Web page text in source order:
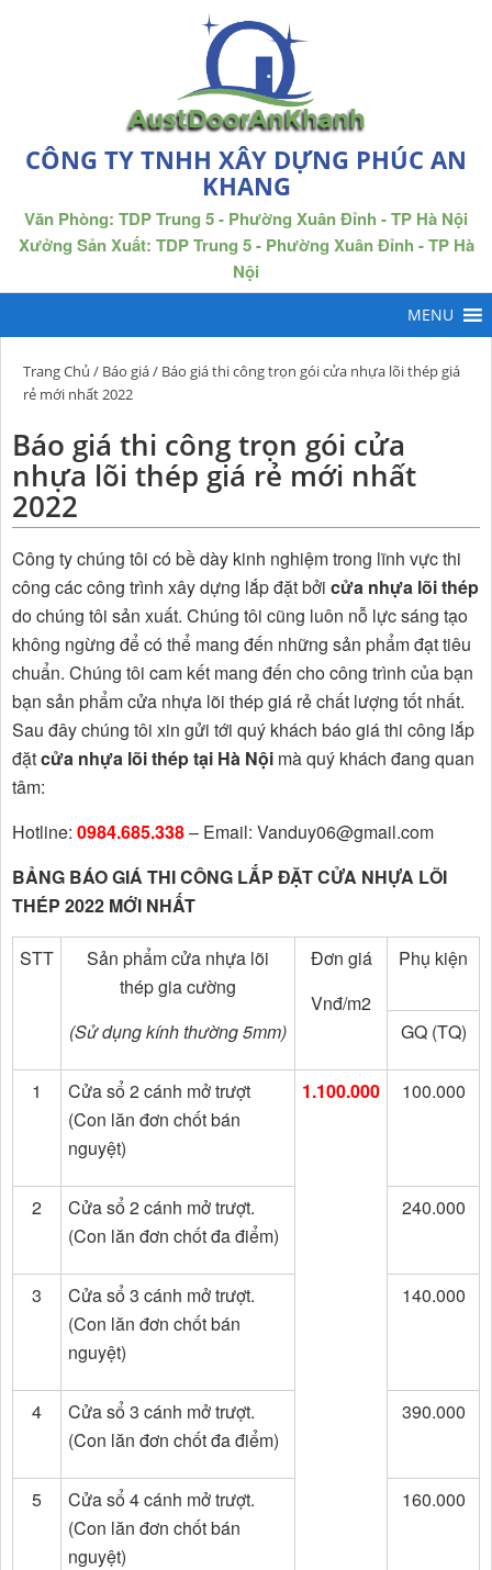
CÔNG TY TNHH XÂY DỰNG PHÚC AN
KHANG
Văn Phòng: TDP Trung 5 - Phường Xuân Đỉnh - TP Hà Nội
Xưởng Sản Xuất: TDP Trung 5 - Phường Xuân Đỉnh - TP Hà
Nội
Trang Chủ / Báo giá/ Báo giá thi công trọn gói cửa nhựa lõi thép giá
rẻ mới nhất 2022
Báo giá thi công trọn gói cửa
nhựa lõi thép giá rẻ mới nhất
2022
Công ty chúng tôi có bề dày kinh nghiệm trong lĩnh vực thi
công các công trình xây dựng lắp đặt bởi cửa nhựa lõi thép
do chúng tôi sản xuất. Chúng tôi cũng luôn nỗ lực sáng tạo
không ngừng để có thể mang đến những sản phẩm đạt tiêu
chuẩn. Chúng tôi cam kết mang đến cho công trình của bạn
bạn sản phẩm cửa nhựa lõi thép giá rẻ chất lượng tốt nhất.
Sau đây chúng tôi xin gửi tới quý khách báo giá thi công lắp
đặtcửa nhựa lõi thép tại Hà Nội mà quý khách đang quan
tâm:
Hotline: 0984.685.338– Email: Vanduy06@gmail.com
BẢNG BÁO GIÁ THI CÔNG LẮP ĐẶT CỬA NHỰA LÕI
THÉP 2022 MỚI NHẤT
STT
Sản phẩm cửa nhựa lõi
thép gia cường
(Sử dụng kính thường 5mm)
Đơn giá
Vnđ/m2
Phụ kiện
GQ (TQ)
1
Cửa sổ 2 cánh mở trượt
(Con lăn đơn chốt bán
nguyệt)
1.100.000 100.000
2
Cửa sổ 2 cánh mở trượt.
(Con lăn đơn chốt đa điểm)
240.000
3
Cửa sổ 3 cánh mở trượt.
(Con lăn đơn chốt bán
nguyệt)
140.000
4
Cửa sổ 3 cánh mở trượt.
(Con lăn đơn chốt đa điểm)
390.000
5
Cửa sổ 4 cánh mở trượt.
(Con lăn đơn chốt bán
nguyệt)
160.000